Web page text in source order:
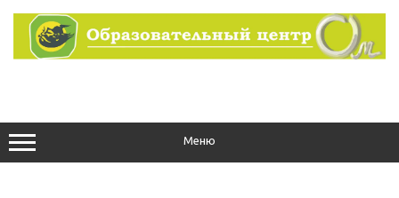
содержимому
Меню